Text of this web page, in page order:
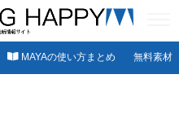
MAYAの使い方まとめ 無料素材